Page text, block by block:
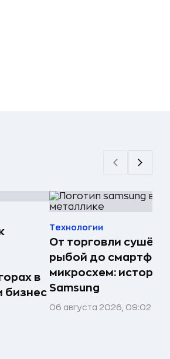
в
бизнес
Технологии
От торговли
рыбой до
микросхем: история
Samsung
06 августа 2026, 09:02